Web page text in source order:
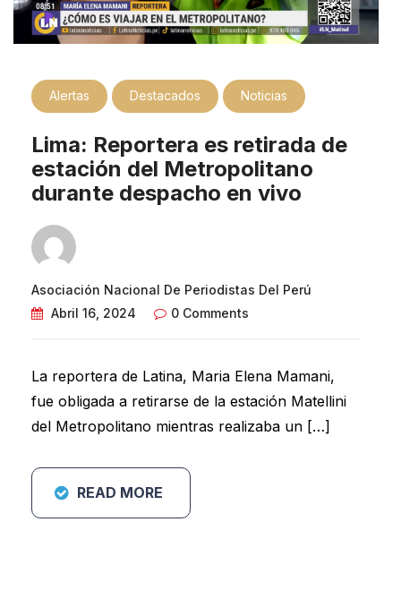
Alertas Destacados Noticias
Lima: Reportera es retirada de
estación del Metropolitano
durante despacho en vivo
Asociación Nacional De Periodistas Del Perú
Abril 16, 2024
0 Comments
La reportera de Latina, Maria Elena Mamani,
fue obligada a retirarse de la estación Matellini
del Metropolitano mientras realizaba un […]
READ MORE